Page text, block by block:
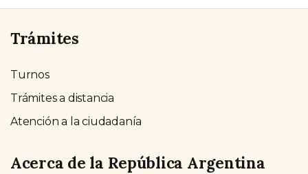
Trámites
Turnos
Trámites a distancia
Atención a la ciudadanía
Acerca de la República Argentina